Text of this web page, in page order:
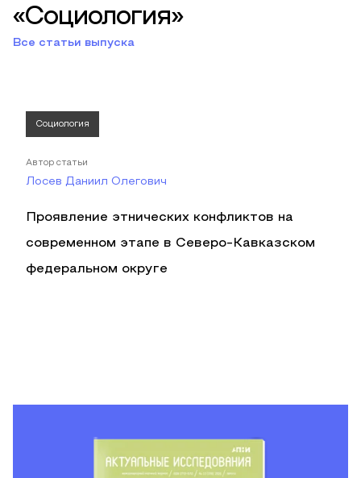
«Социология»
Все статьи выпуска
Социология
Автор статьи
Лосев Даниил Олегович
Проявление этнических конфликтов на
современном этапе в Северо-Кавказском
федеральном округе